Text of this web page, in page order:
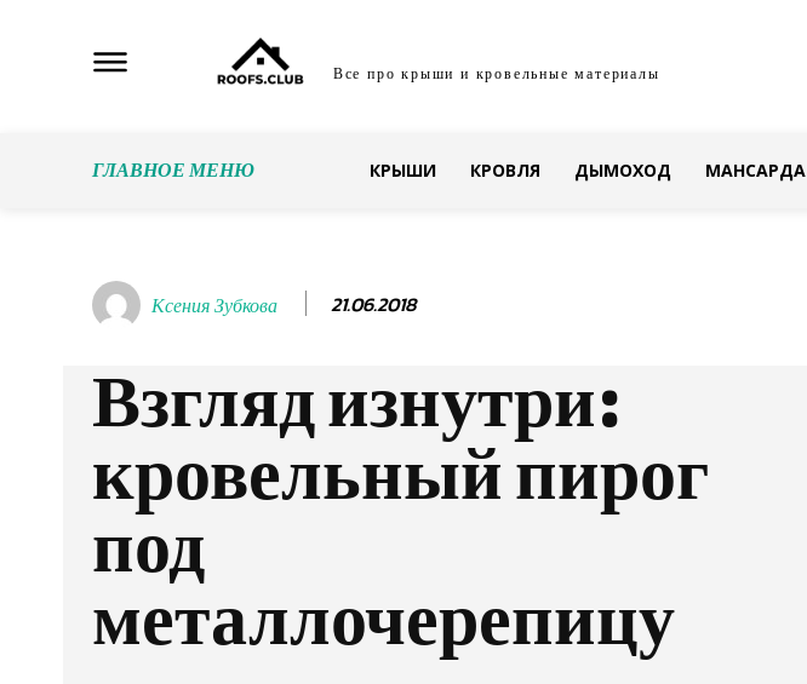
Все про крыши и кровельные материалы
ГЛАВНОЕ МЕНЮ КРЫШИ КРОВЛЯ ДЫМОХОД МАНСАРДА
Ксения Зубкова 21.06.2018
Взгляд изнутри:
кровельный пирог
под
металлочерепицу